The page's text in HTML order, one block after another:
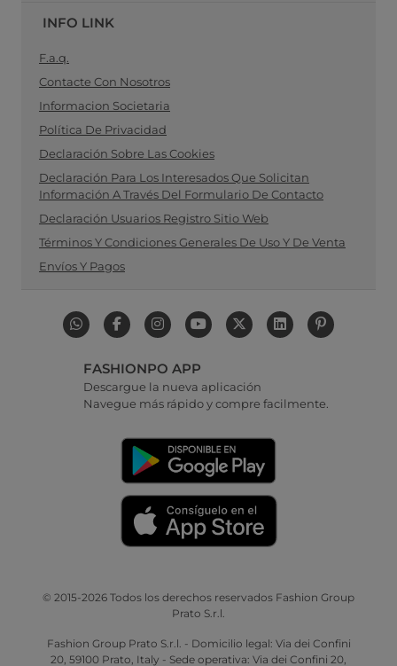
INFO LINK
F.a.q.
Contacte Con Nosotros
Informacion Societaria
Política De Privacidad
Declaración Sobre Las Cookies
Declaración Para Los Interesados Que Solicitan
Información A Través Del Formulario De Contacto
Declaración Usuarios Registro Sitio Web
Términos Y Condiciones Generales De Uso Y De Venta
Envíos Y Pagos
FASHIONPO APP
Descargue la nueva aplicación
Navegue más rápido y compre facilmente.
© 2015-2026 Todos los derechos reservados Fashion Group
Prato S.r.l.
Fashion Group Prato S.r.l. - Domicilio legal: Via dei Confini
20, 59100 Prato, Italy - Sede operativa: Via dei Confini 20,